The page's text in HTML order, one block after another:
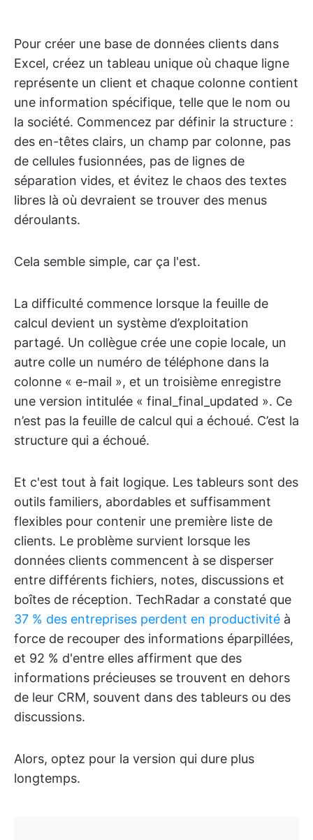
Pour créer une base de données clients dans
Excel, créez un tableau unique où chaque ligne
représente un client et chaque colonne contient
une information spécifique, telle que le nom ou
la société. Commencez par définir la structure :
des en-têtes clairs, un champ par colonne, pas
de cellules fusionnées, pas de lignes de
séparation vides, et évitez le chaos des textes
libres là où devraient se trouver des menus
déroulants.
Cela semble simple, car ça l'est.
La difficulté commence lorsque la feuille de
calcul devient un système d’exploitation
partagé. Un collègue crée une copie locale, un
autre colle un numéro de téléphone dans la
colonne « e-mail », et un troisième enregistre
une version intitulée « final_final_updated ». Ce
n’est pas la feuille de calcul qui a échoué. C’est la
structure qui a échoué.
Et c'est tout à fait logique. Les tableurs sont des
outils familiers, abordables et suffisamment
flexibles pour contenir une première liste de
clients. Le problème survient lorsque les
données clients commencent à se disperser
entre différents fichiers, notes, discussions et
boîtes de réception. TechRadar a constaté que
37 % des entreprises perdent en productivité à
force de recouper des informations éparpillées,
et 92 % d'entre elles affirment que des
informations précieuses se trouvent en dehors
de leur CRM, souvent dans des tableurs ou des
discussions.
Alors, optez pour la version qui dure plus
longtemps.